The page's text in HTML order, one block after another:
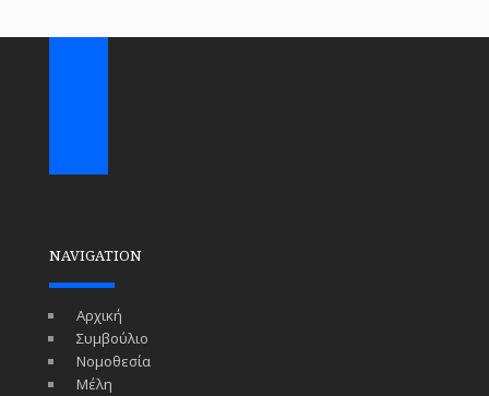
NAVIGATION
Αρχική
Συμβούλιο
Νομοθεσία
Μέλη